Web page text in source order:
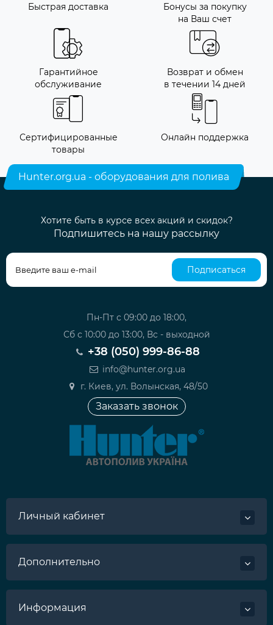
Быстрая доставка
Бонусы за покупку
на Ваш счет
Гарантийное
обслуживание
Возврат и обмен
в течении 14 дней
Сертифицированные
товары
Онлайн поддержка
Hunter.org.ua - оборудования для полива
Хотите быть в курсе всех акций и скидок?
Подпишитесь на нашу рассылку
Подписаться
Пн-Пт с 09:00 до 18:00,
Сб с 10:00 до 13:00, Вс - выходной
+38 (050) 999-86-88
info@hunter.org.ua
г. Киев, ул. Волынская, 48/50
Заказать звонок
Личный кабинет
Дополнительно
Информация